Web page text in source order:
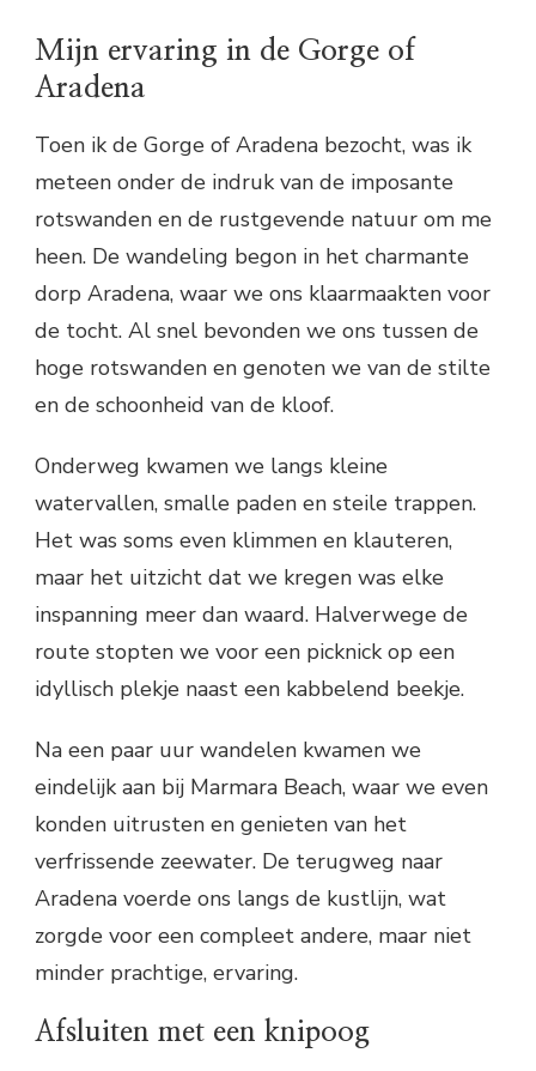
Mijn ervaring in de Gorge of
Aradena
Toen ik de Gorge of Aradena bezocht, was ik
meteen onder de indruk van de imposante
rotswanden en de rustgevende natuur om me
heen. De wandeling begon in het charmante
dorp Aradena, waar we ons klaarmaakten voor
de tocht. Al snel bevonden we ons tussen de
hoge rotswanden en genoten we van de stilte
en de schoonheid van de kloof.
Onderweg kwamen we langs kleine
watervallen, smalle paden en steile trappen.
Het was soms even klimmen en klauteren,
maar het uitzicht dat we kregen was elke
inspanning meer dan waard. Halverwege de
route stopten we voor een picknick op een
idyllisch plekje naast een kabbelend beekje.
Na een paar uur wandelen kwamen we
eindelijk aan bij Marmara Beach, waar we even
konden uitrusten en genieten van het
verfrissende zeewater. De terugweg naar
Aradena voerde ons langs de kustlijn, wat
zorgde voor een compleet andere, maar niet
minder prachtige, ervaring.
Afsluiten met een knipoog